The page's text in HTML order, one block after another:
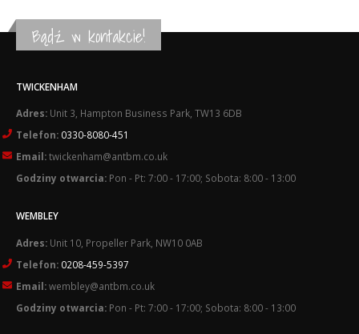
Bądź w kontakcie!
TWICKENHAM
Adres: Unit 3, Hampton Business Park, TW13 6DB
Telefon: 0330-8080-451
Email:twickenham@antbm.co.uk
Godziny otwarcia: Pon - Pt: 7:00 - 17:00; Sobota: 8:00 - 13:00
WEMBLEY
Adres: Unit 10, Propeller Park, NW10 0AB
Telefon: 0208-459-5397
Email:wembley@antbm.co.uk
Godziny otwarcia: Pon - Pt: 7:00 - 17:00; Sobota: 8:00 - 13:00